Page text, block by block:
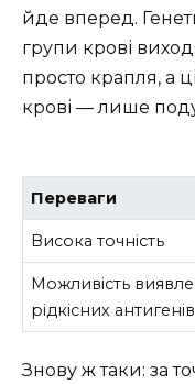
йде вперед.
групи крові
просто крапля, а
крові — лише
Переваги
Висока точність
Можливість
рідкісних антигенів
Знову ж таки: за